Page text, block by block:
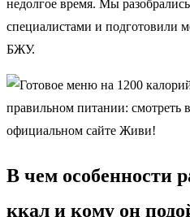
недолгое время. Мы
специалистами и подготовили
БЖУ.
В чем особенности
ккал и кому он